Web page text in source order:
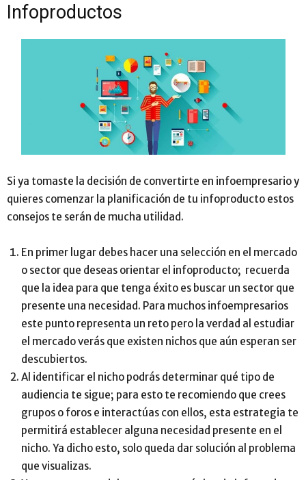
Infoproductos
Si ya tomaste la decisión de convertirte en infoempresario y
quieres comenzar la planificación de tu infoproducto estos
consejos te serán de mucha utilidad.
En primer lugar debes hacer una selección en el mercado
o sector que deseas orientar el infoproducto; recuerda
que la idea para que tenga éxito es buscar un sector que
presente una necesidad. Para muchos infoempresarios
este punto representa un reto pero la verdad al estudiar
el mercado verás que existen nichos que aún esperan ser
descubiertos.
Al identificar el nicho podrás determinar qué tipo de
audiencia te sigue; para esto te recomiendo que crees
grupos o foros e interactúas con ellos, esta estrategia te
permitirá establecer alguna necesidad presente en el
nicho. Ya dicho esto, solo queda dar solución al problema
que visualizas.